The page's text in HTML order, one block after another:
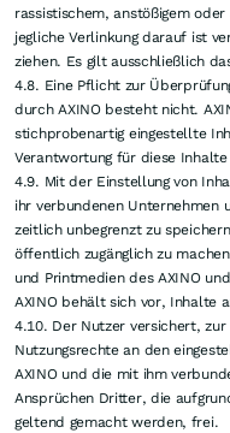
rassistischem, anstößigem
jegliche Verlinkung darauf ist
ziehen. Es gilt ausschließlich
4.8. Eine Pflicht zur
durch AXINO besteht nicht.
stichprobenartig eingestellte
Verantwortung für diese Inhalte
4.9. Mit der Einstellung von
ihr verbundenen Unternehmen
zeitlich unbegrenzt zu
öffentlich zugänglich zu
und Printmedien des AXINO
AXINO behält sich vor, Inhalte
4.10. Der Nutzer versichert,
Nutzungsrechte an den
AXINO und die mit ihm
Ansprüchen Dritter, die
geltend gemacht werden, frei.